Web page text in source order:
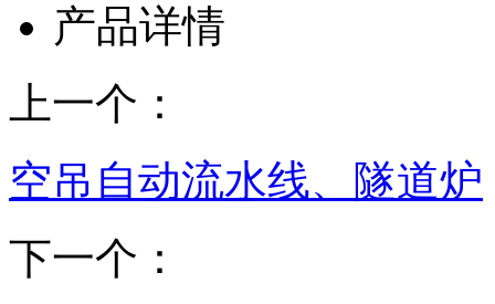
产品详情
上一个：
空吊自动流水线、隧道炉
下一个：